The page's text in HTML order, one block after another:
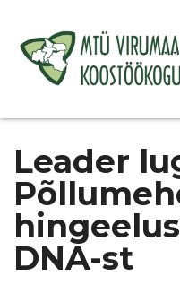
Leader
DNA-st